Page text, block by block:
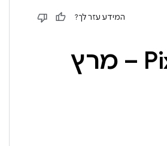
המידע עזר לך?
Nexus – מרץ